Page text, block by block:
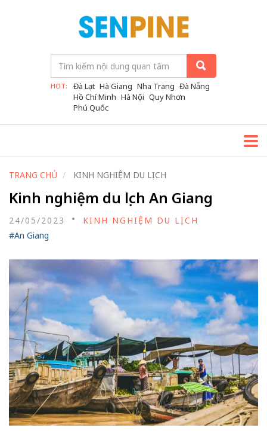
HOT: Đà Lạt Hà Giang Nha Trang Đà Nẵng
Hồ Chí Minh Hà Nội Quy Nhơn
Phú Quốc
TRANG CHỦ KINH NGHIỆM DU LỊCH
Kinh nghiệm du lịch An Giang
24/05/2023
KINH NGHIỆM DU LỊCH
#An Giang